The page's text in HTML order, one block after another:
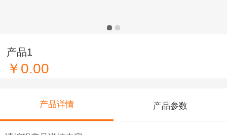
产品1
￥0.00
产品详情 产品参数